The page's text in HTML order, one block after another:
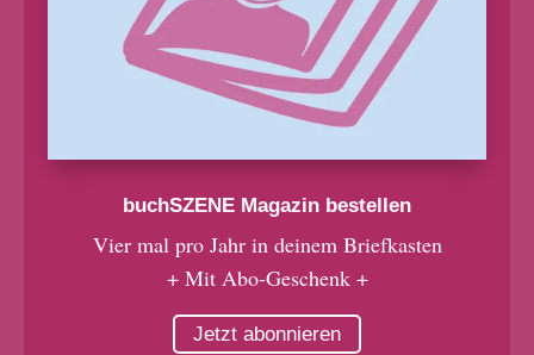
buchSZENE Magazin bestellen
Vier mal pro Jahr in deinem Briefkasten
+ Mit Abo-Geschenk +
Jetzt abonnieren